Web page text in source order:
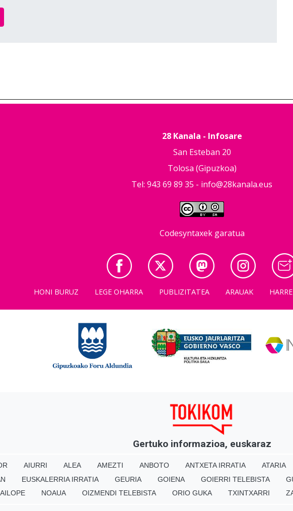
28 Kanala - Infosare
San Esteban 20
Tolosa (Gipuzkoa)
Tel: 943 69 89 35 - info@28kanala.eus
Codesyntaxek garatua
HONI BURUZ LEGE OHARRA PUBLIZITATEA ARAUAK
Gertuko informazioa, euskaraz
AIURRI ALEA AMEZTI ANBOTO ANTXETA IRRATIA ATARIA
EUSKALERRIA IRRATIA GEURIA GOIENA GOIERRI TELEBISTA
NOAUA OIZMENDI TELEBISTA ORIO GUKA TXINTXARRI